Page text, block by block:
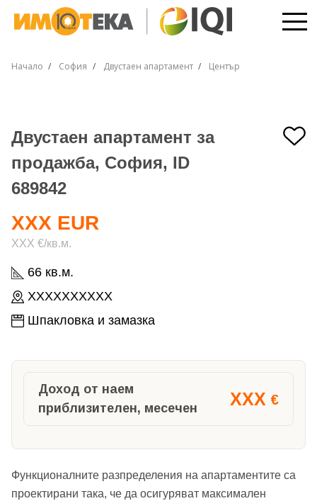
Начало София Двустаен апартамент Център
Двустаен апартамент за
продажба, София, ID
689842
66 кв.м.
XXXXXXXXXX
Шпакловка и замазка
XXX EUR
XXX €/кв.м.
Доход от наем
приблизителен, месечен
XXX €
Функционалните разпределения на апартаментите са
проектирани така, че да осигуряват максимален